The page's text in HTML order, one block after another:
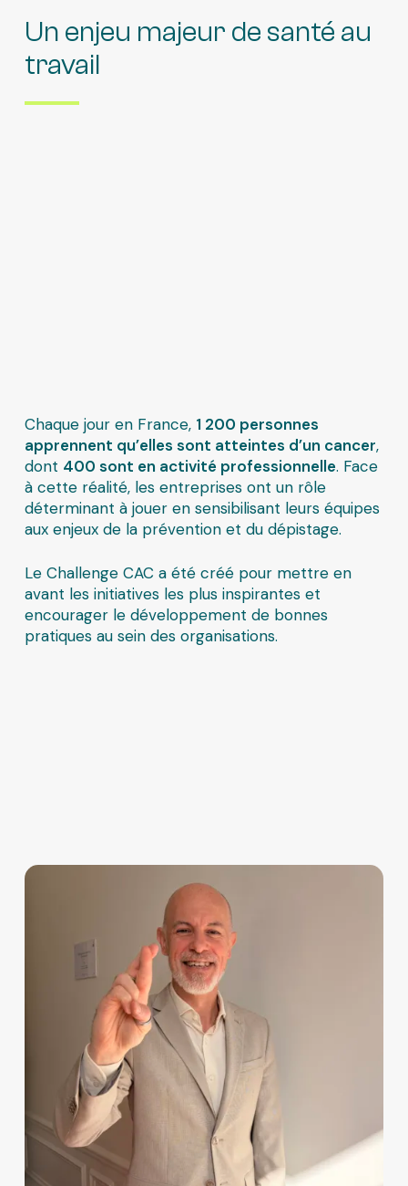
Un enjeu majeur de santé au
travail
Chaque jour en France, 1 200 personnes
apprennent qu’elles sont atteintes d’un cancer,
dont 400 sont en activité professionnelle. Face
à cette réalité, les entreprises ont un rôle
déterminant à jouer en sensibilisant leurs équipes
aux enjeux de la prévention et du dépistage.
Le Challenge CAC a été créé pour mettre en
avant les initiatives les plus inspirantes et
encourager le développement de bonnes
pratiques au sein des organisations.